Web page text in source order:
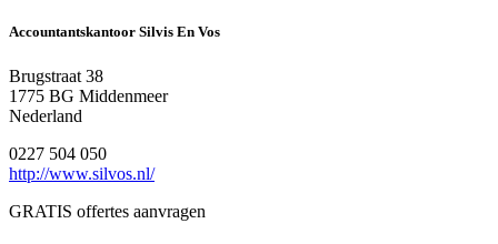
Accountantskantoor Silvis En Vos
Brugstraat 38
1775 BG Middenmeer
Nederland
0227 504 050
http://www.silvos.nl/
GRATIS offertes aanvragen